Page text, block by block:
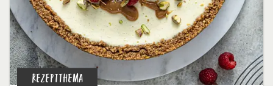
REZEPTTHEMA